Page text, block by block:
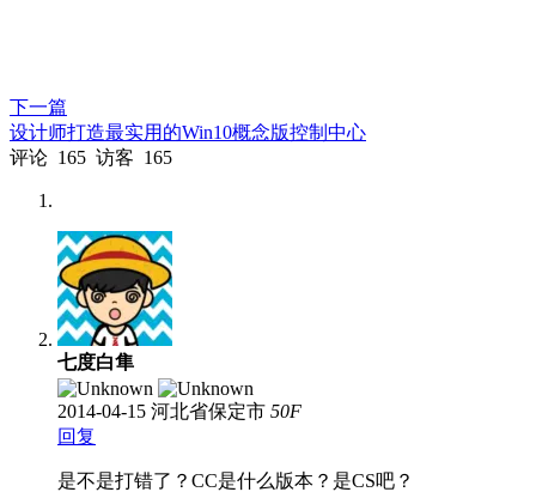
下一篇
设计师打造最实用的Win10概念版控制中心
评论 165 访客 165
七度白隼
2014-04-15 河北省保定市 50F
回复
是不是打错了？CC是什么版本？是CS吧？